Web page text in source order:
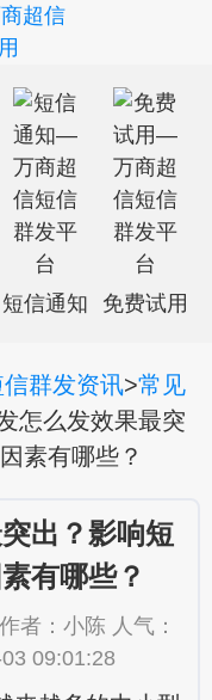
短信通知 免费试用
信群发资讯>常见
怎么发效果最突
素有哪些？
出？影响短
有哪些？
者：小陈 人气：
09:01:28